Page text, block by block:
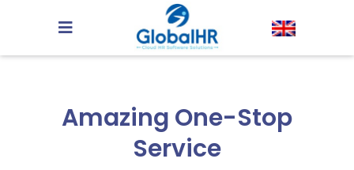
Amazing One-Stop
Service